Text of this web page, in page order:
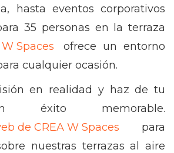
hasta eventos corporativos
35 personas en la terraza
Spaces
ofrece un entorno
cualquier ocasión.
en realidad y haz de tu
éxito memorable.
de CREA W Spaces
para
nuestras terrazas al aire